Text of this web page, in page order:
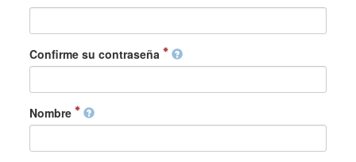
Confirme su contraseña
Nombre